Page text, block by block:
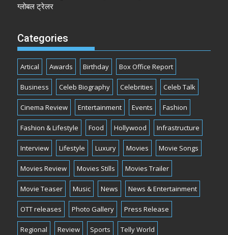
ग्लोबल ट्रेलर
Categories
Artical Awards Birthday Box Office Report
Business Celeb Biography Celebrities Celeb Talk
Cinema Review Entertainment Events Fashion
Fashion & Lifestyle Food Hollywood Infrastructure
Interview Lifestyle Luxury Movies Movie Songs
Movies Review Movies Stills Movies Trailer
Movie Teaser Music News News & Entertainment
OTT releases Photo Gallery Press Release
Regional Review Sports Telly World